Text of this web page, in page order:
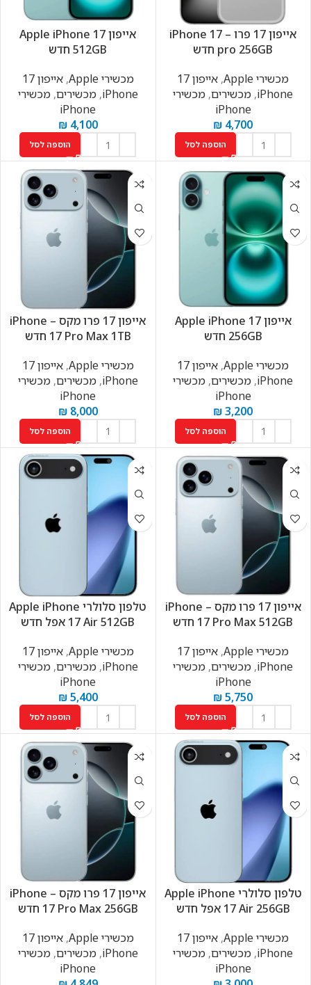
אייפון 17 פרו – iPhone 17
pro 256GB חדש
מכשירי Apple
,
אייפון 17
iPhone
, מכשירים, מכשירי
iPhone
₪ 4,700
הוספה לסל
אייפון Apple iPhone 17
512GB חדש
מכשירי Apple
,
אייפון 17
iPhone
,מכשירים,מכשירי
iPhone
₪4,100
הוספה לסל
אייפון Apple iPhone 17
256GB חדש
מכשירי Apple
,
אייפון 17
iPhone
, מכשירים, מכשירי
iPhone
₪3,200
הוספה לסל
אייפון 17 פרו מקס – iPhone
17 Pro Max 1TB חדש
מכשירי Apple
,
אייפון 17
iPhone
,מכשירים,מכשירי
iPhone
₪8,000
הוספה לסל
אייפון 17 פרו מקס – iPhone
17 Pro Max 512GB חדש
מכשירי Apple
,
אייפון 17
iPhone
, מכשירים, מכשירי
iPhone
₪5,750
הוספה לסל
טלפון סלולרי Apple iPhone
17 Air 512GB אפל חדש
מכשירי Apple
,
אייפון 17
iPhone
,מכשירים,מכשירי
iPhone
₪5,400
הוספה לסל
טלפון סלולרי Apple iPhone
17 Air 256GB אפל חדש
מכשירי Apple
,
אייפון 17
iPhone
, מכשירים, מכשירי
iPhone
אייפון 17 פרו מקס – iPhone
17 Pro Max 256GB חדש
מכשירי Apple
,
אייפון 17
iPhone
,מכשירים,מכשירי
iPhone